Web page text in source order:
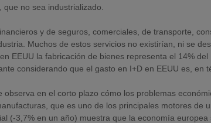
no sea industrializado.
y de seguros, comerciales, de transporte,
Muchos de estos servicios no existirían, ni se
EEUU la fabricación de bienes representa el 14%
considerando que el gasto en I+D en EEUU es, en
observa en el corto plazo cómo los problemas
que es uno de los principales motores de
(-3,7% en un año) muestra que la economía